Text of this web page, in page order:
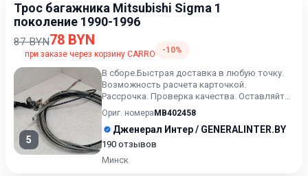
Трос багажника Mitsubishi Sigma 1
поколение 1990-1996
87 BYN78 BYN
при заказе через корзину CARRO -10%
5
В сборе.Быстрая доставка в любую точку.
Возможность расчета карточкой.
Рассрочка. Проверка качества. Оставляйте
сообщения ( или выбранный ар...
Ориг. номера MB402458
Дженерал Интер / GENERALINTER.BY
190 отзывов
Минск